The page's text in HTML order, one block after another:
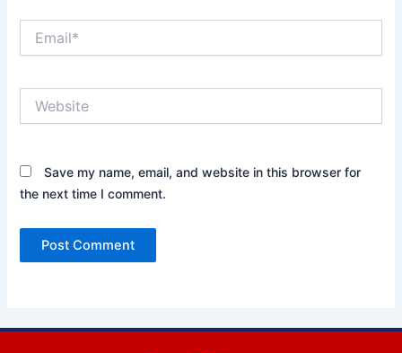
Save my name, email, and website in this browser for
the next time I comment.